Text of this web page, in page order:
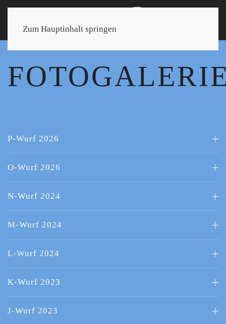
Zum Hauptinhalt springen
P-Wurf 2026
O-Wurf 2026
N-Wurf 2024
M-Wurf 2024
L-Wurf 2024
K-Wurf 2023
J-Wurf 2023